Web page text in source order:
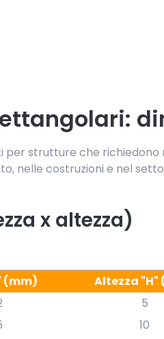
strutture che richiedono
nelle costruzioni e nel
x altezza)
(mm) Altezza "H"
5
10